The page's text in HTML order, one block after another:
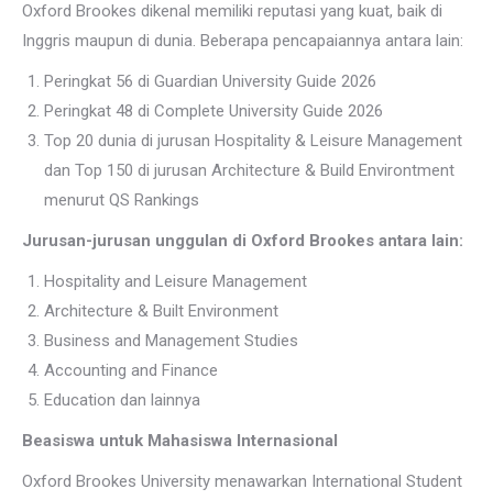
Oxford Brookes dikenal memiliki reputasi yang kuat, baik di
Inggris maupun di dunia. Beberapa pencapaiannya antara lain:
Peringkat 56 di Guardian University Guide 2026
Peringkat 48 di Complete University Guide 2026
Top 20 dunia di jurusan Hospitality & Leisure Management
dan Top 150 di jurusan Architecture & Build Environtment
menurut QS Rankings
Jurusan-jurusan unggulan di Oxford Brookes antara lain:
Hospitality and Leisure Management
Architecture & Built Environment
Business and Management Studies
Accounting and Finance
Education dan lainnya
Beasiswa untuk Mahasiswa Internasional
Oxford Brookes University menawarkan International Student